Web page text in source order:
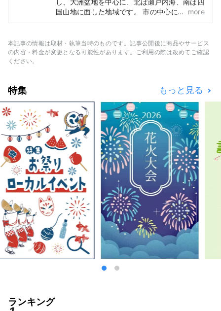
国山地に面した地域です。 市の中心には清
流・肱川が流れ、その名の由来ともいわれるよ
ることで、自然・歴史文化・名産品に多くの恵
みをもたらしました。 江戸の昔、大洲城の城
more
本記事の情報は取材・執筆当時のものです。記事公開後に商品やサービス
の内容・料金が変更となる可能性があります。ご利用の際は改めてご確認
ください。
特集 もっと見る
ランキング